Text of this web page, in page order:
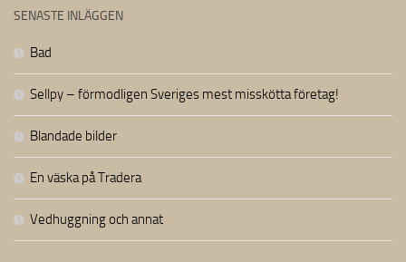
SENASTE INLÄGGEN
Bad
Sellpy – förmodligen Sveriges mest misskötta företag!
Blandade bilder
En väska på Tradera
Vedhuggning och annat